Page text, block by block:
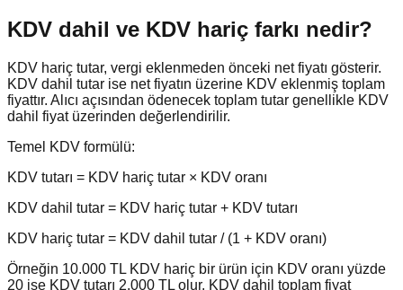
KDV dahil ve KDV hariç farkı nedir?
KDV hariç tutar, vergi eklenmeden önceki net fiyatı gösterir.
KDV dahil tutar ise net fiyatın üzerine KDV eklenmiş toplam
fiyattır. Alıcı açısından ödenecek toplam tutar genellikle KDV
dahil fiyat üzerinden değerlendirilir.
Temel KDV formülü:
KDV tutarı = KDV hariç tutar × KDV oranı
KDV dahil tutar = KDV hariç tutar + KDV tutarı
KDV hariç tutar = KDV dahil tutar / (1 + KDV oranı)
Örneğin 10.000 TL KDV hariç bir ürün için KDV oranı yüzde
20 ise KDV tutarı 2.000 TL olur. KDV dahil toplam fiyat